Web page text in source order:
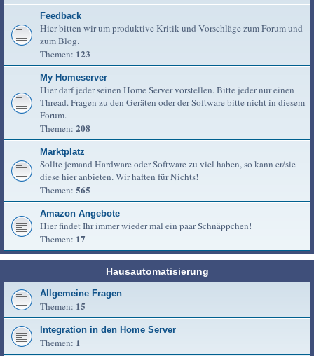
Feedback
Hier bitten wir um produktive Kritik und Vorschläge zum Forum und
zum Blog.
Themen: 123
My Homeserver
Hier darf jeder seinen Home Server vorstellen. Bitte jeder nur einen
Thread. Fragen zu den Geräten oder der Software bitte nicht in diesem
Forum.
Themen: 208
Marktplatz
Sollte jemand Hardware oder Software zu viel haben, so kann er/sie
diese hier anbieten. Wir haften für Nichts!
Themen: 565
Amazon Angebote
Hier findet Ihr immer wieder mal ein paar Schnäppchen!
Themen: 17
Hausautomatisierung
Allgemeine Fragen
Themen: 15
Integration in den Home Server
Themen: 1